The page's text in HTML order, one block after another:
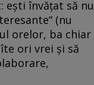
eşti învăţat să nu
(nu
orelor, ba chiar
ori vrei şi să